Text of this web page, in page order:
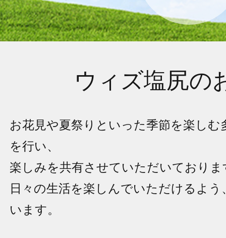
ウィズ塩尻の
お花見や夏祭りといった季節を楽し
を行い、
楽しみを共有させていただいておりま
日々の生活を楽しんでいただけるよ
います。